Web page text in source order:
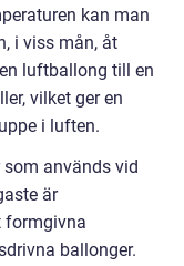
kan man
i viss mån, åt
luftballong till en
vilket ger en
i luften.
används vid
är
formgivna
ballonger.